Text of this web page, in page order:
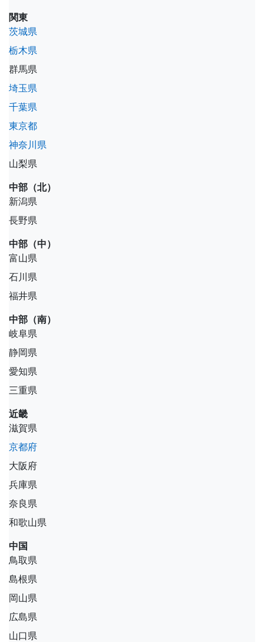
関東
茨城県
栃木県
群馬県
埼玉県
千葉県
東京都
神奈川県
山梨県
中部（北）
新潟県
長野県
中部（中）
富山県
石川県
福井県
中部（南）
岐阜県
静岡県
愛知県
三重県
近畿
滋賀県
京都府
大阪府
兵庫県
奈良県
和歌山県
中国
鳥取県
島根県
岡山県
広島県
山口県